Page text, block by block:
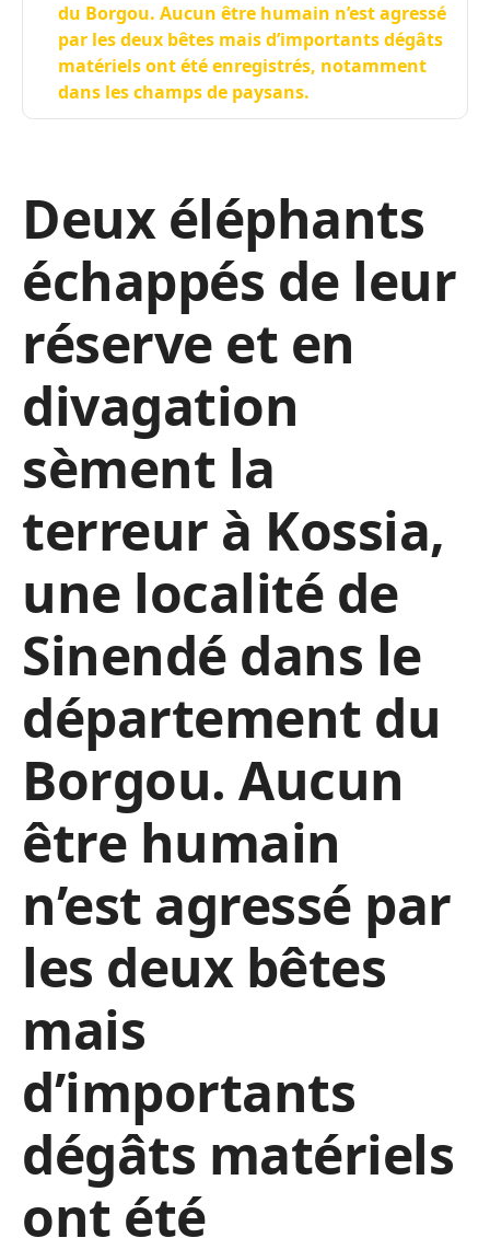
du Borgou. Aucun être humain n’est agressé
par les deux bêtes mais d’importants dégâts
matériels ont été enregistrés, notamment
dans les champs de paysans.
Deux éléphants
échappés de leur
réserve et en
divagation
sèment la
terreur à Kossia,
une localité de
Sinendé dans le
département du
Borgou. Aucun
être humain
n’est agressé par
les deux bêtes
mais
d’importants
dégâts matériels
ont été